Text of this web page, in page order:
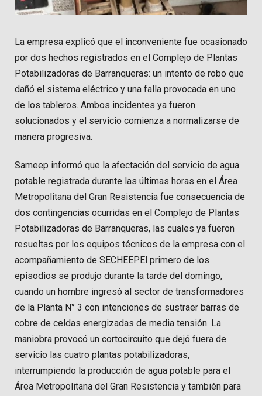
La empresa explicó que el inconveniente fue ocasionado
por dos hechos registrados en el Complejo de Plantas
Potabilizadoras de Barranqueras: un intento de robo que
dañó el sistema eléctrico y una falla provocada en uno
de los tableros. Ambos incidentes ya fueron
solucionados y el servicio comienza a normalizarse de
manera progresiva.
Sameep informó que la afectación del servicio de agua
potable registrada durante las últimas horas en el Área
Metropolitana del Gran Resistencia fue consecuencia de
dos contingencias ocurridas en el Complejo de Plantas
Potabilizadoras de Barranqueras, las cuales ya fueron
resueltas por los equipos técnicos de la empresa con el
acompañamiento de SECHEEP.El primero de los
episodios se produjo durante la tarde del domingo,
cuando un hombre ingresó al sector de transformadores
de la Planta N° 3 con intenciones de sustraer barras de
cobre de celdas energizadas de media tensión. La
maniobra provocó un cortocircuito que dejó fuera de
servicio las cuatro plantas potabilizadoras,
interrumpiendo la producción de agua potable para el
Área Metropolitana del Gran Resistencia y también para